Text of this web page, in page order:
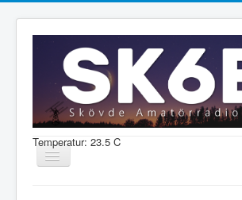
Temperatur: 23.5 C
Visa/dölj